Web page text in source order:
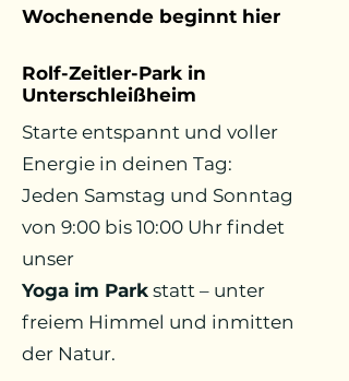
Wochenende beginnt hier
Rolf-Zeitler-Park in
Unterschleißheim
Starte entspannt und voller
Energie in deinen Tag:
Jeden Samstag und Sonntag
von 9:00 bis 10:00 Uhr findet
unser
Yoga im Park statt – unter
freiem Himmel und inmitten
der Natur.